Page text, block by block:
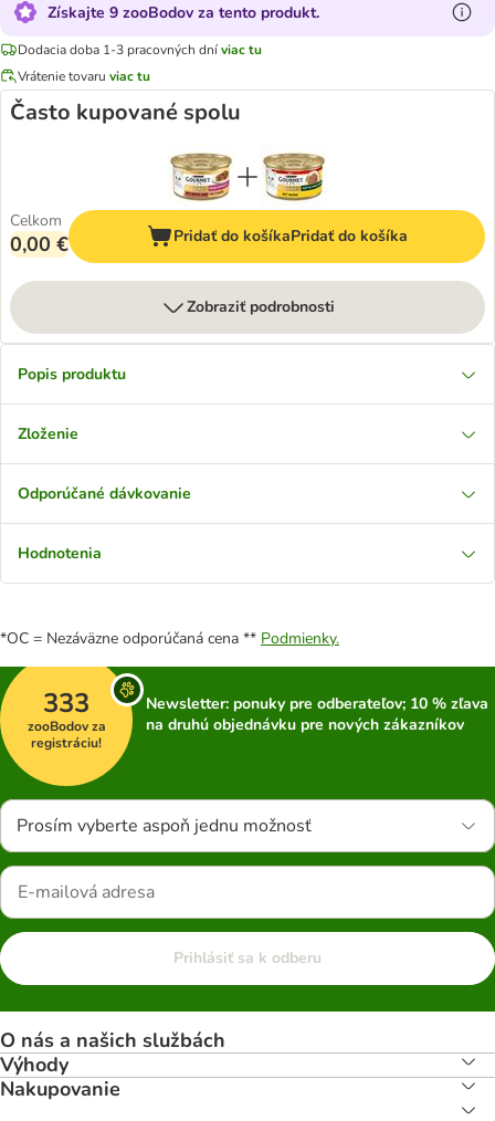
Získajte 9 zooBodov za tento produkt.
Dodacia doba 1-3 pracovných dníviac tu
Vrátenie tovaru viac tu
Často kupované spolu
Celkom
0,00 € Pridať do košíkaPridať do košíka
Zobraziť podrobnosti
Popis produktu
Zloženie
Odporúčané dávkovanie
Hodnotenia
*OC = Nezáväzne odporúčaná cena ** Podmienky.
333
zooBodov za
registráciu!
Newsletter: ponuky pre odberateľov; 10 % zľava
na druhú objednávku pre nových zákazníkov
Prosím vyberte aspoň jednu možnosť
Prihlásiť sa k odberu
O nás a našich službách
Výhody
Nakupovanie